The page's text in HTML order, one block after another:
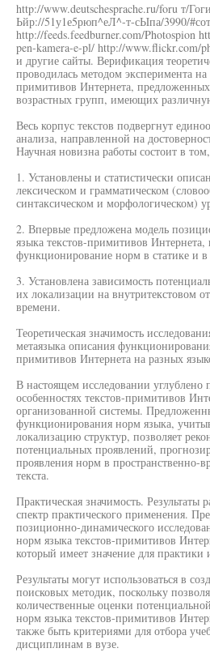
http://www.deutschesprache.ru/foru т/
Ьйр://51у1е5рюп^еЛ^-т-сЫпа/3990/
http://feeds.feedburner.com/Photospion
pen-kamera-e-pl/ http://www.flickr.com/
и другие сайты. Верификация
проводилась методом эксперимента на
примитивов Интернета,
возрастных групп, имеющих
Весь корпус текстов подвергнут
анализа, направленной на
Научная новизна работы состоит в
1. Установлены и статистически
лексическом и грамматическом
синтаксическом и морфологическом)
2. Впервые предложена модель
языка текстов-примитивов Интернета,
функционирование норм в статике и
3. Установлена зависимость
их локализации на внутритекстовом
времени.
Теоретическая значимость
метаязыка описания
примитивов Интернета на разных
В настоящем исследовании углублено
особенностях текстов-примитивов
организованной системы.
функционирования норм языка,
локализацию структур, позволяет
потенциальных проявлений,
проявления норм в пространственно-
текста.
Практическая значимость.
спектр практического применения.
позиционно-динамического
норм языка текстов-примитивов
который имеет значение для практики
Результаты могут использоваться в
поисковых методик, поскольку
количественные оценки
норм языка текстов-примитивов
также быть критериями для отбора
дисциплинам в вузе.